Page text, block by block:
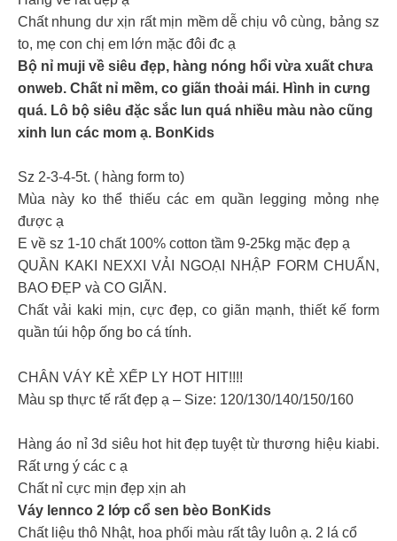
Chất nhung dư xịn rất mịn mềm dễ chịu vô cùng, bảng sz
to, mẹ con chị em lớn mặc đôi đc ạ
Bộ nỉ muji về siêu đẹp, hàng nóng hổi vừa xuất chưa
onweb. Chất nỉ mềm, co giãn thoải mái. Hình in cưng
quá. Lô bộ siêu đặc sắc lun quá nhiều màu nào cũng
xinh lun các mom ạ. BonKids
Sz 2-3-4-5t. ( hàng form to)
Mùa này ko thể thiếu các em quần legging mỏng nhẹ
được ạ
E về sz 1-10 chất 100% cotton tầm 9-25kg mặc đẹp ạ
QUẦN KAKI NEXXI VẢI NGOẠI NHẬP FORM CHUẨN,
BAO ĐẸP và CO GIÃN.
Chất vải kaki mịn, cực đẹp, co giãn mạnh, thiết kế form
quần túi hộp ống bo cá tính.
CHÂN VÁY KẺ XẾP LY HOT HIT!!!!
Màu sp thực tế rất đẹp ạ – Size: 120/130/140/150/160
Hàng áo nỉ 3d siêu hot hit đẹp tuyệt từ thương hiệu kiabi.
Rất ưng ý các c ạ
Chất nỉ cực mịn đẹp xịn ah
Váy lennco 2 lớp cổ sen bèo BonKids
Chất liệu thô Nhật, hoa phối màu rất tây luôn ạ. 2 lá cổ